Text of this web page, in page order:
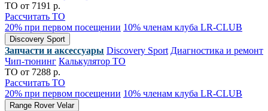
ТО от 7191 р.
Рассчитать ТО
20% при первом посещении 10% членам клуба LR-CLUB
Discovery Sport
Запчасти и аксессуары Discovery Sport Диагностика и ремонт
Чип-тюнинг Калькулятор ТО
ТО от 7288 р.
Рассчитать ТО
20% при первом посещении 10% членам клуба LR-CLUB
Range Rover Velar